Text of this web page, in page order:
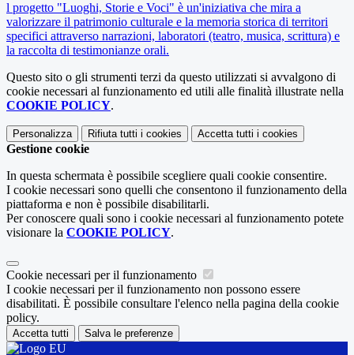
l progetto "Luoghi, Storie e Voci" è un'iniziativa che mira a
valorizzare il patrimonio culturale e la memoria storica di territori
specifici attraverso narrazioni, laboratori (teatro, musica, scrittura) e
la raccolta di testimonianze orali.
Questo sito o gli strumenti terzi da questo utilizzati si avvalgono di
cookie necessari al funzionamento ed utili alle finalità illustrate nella
COOKIE POLICY.
Personalizza Rifiuta tutti i cookies Accetta tutti i cookies
Gestione cookie
In questa schermata è possibile scegliere quali cookie consentire.
I cookie necessari sono quelli che consentono il funzionamento della
piattaforma e non è possibile disabilitarli.
Per conoscere quali sono i cookie necessari al funzionamento potete
visionare la COOKIE POLICY.
Cookie necessari per il funzionamento
I cookie necessari per il funzionamento non possono essere
disabilitati. È possibile consultare l'elenco nella pagina della cookie
policy.
Accetta tutti Salva le preferenze